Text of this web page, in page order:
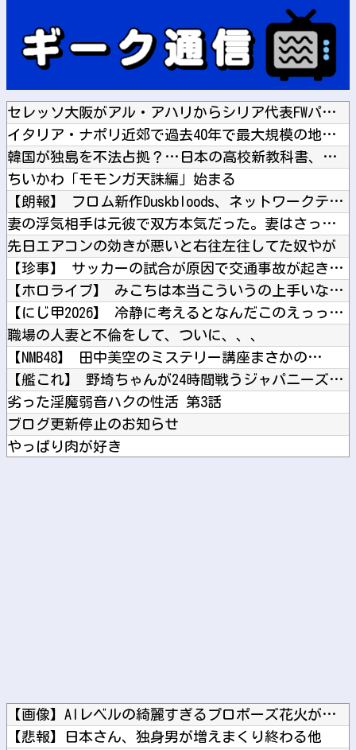
セレッソ大阪がアル・アハリからシリア代表FWパブロ・サバック...
イタリア・ナポリ近郊で過去40年で最大規模の地震「M4.7」...
韓国が独島を不法占拠？…日本の高校新教科書、また強引な主張＝...
ちいかわ「モモンガ天誅編」始まる
【朗報】 フロム新作Duskbloods、ネットワークテスト...
妻の浮気相手は元彼で双方本気だった。妻はさっさと家を出て行っ...
先日エアコンの効きが悪いと右往左往してた奴やが
【珍事】 サッカーの試合が原因で交通事故が起きてしまう。
【ホロライブ】 みこちは本当こういうの上手いなｗｗｗ
【にじ甲2026】 冷静に考えるとなんだこのえっっっな格好は...
職場の人妻と不倫をして、ついに、、、
【NMB48】 田中美空のミステリー講座まさかの…
【艦これ】 野埼ちゃんが24時間戦うジャパニーズビジネスマン...
劣った淫魔弱音ハクの性活 第3話
ブログ更新停止のお知らせ
やっぱり肉が好き
【画像】AIレベルの綺麗すぎるプロポーズ花火が打ち上がる㊗?...
【悲報】日本さん、独身男が増えまくり終わる他